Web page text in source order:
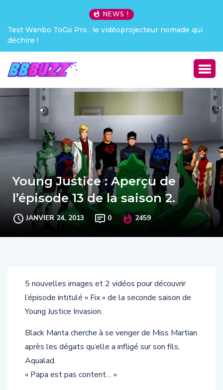
NEWS !
nomade qui
Creative Pebble X : j’ai été choqué !
Young Justice : Aperçu de
l’épisode 13 de la saison 2.
JANVIER 24, 2013 0 2459
5 nouvelles images et 2 vidéos pour découvrir
l’épisode intitulé « Fix » de la seconde saison de
Young Justice Invasion.
Black Manta cherche à se venger de Miss Martian
après les dégats qu’elle a infligé sur son fils,
Aqualad.
« Papa est pas content… »